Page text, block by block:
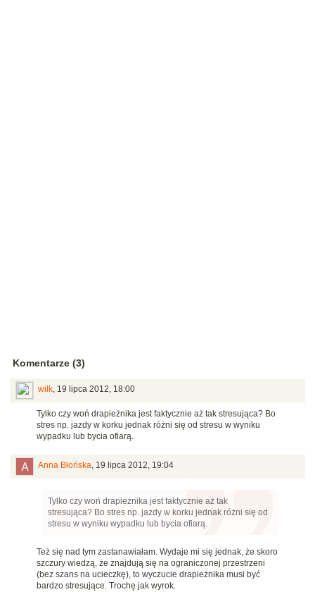
Komentarze (3)
wilk, 19 lipca 2012, 18:00
Tylko czy woń drapieżnika jest faktycznie aż tak stresująca? Bo
stres np. jazdy w korku jednak różni się od stresu w wyniku
wypadku lub bycia ofiarą.
Anna Błońska, 19 lipca 2012, 19:04
Tylko czy woń drapieżnika jest faktycznie aż tak
stresująca? Bo stres np. jazdy w korku jednak różni się od
stresu w wyniku wypadku lub bycia ofiarą.
Też się nad tym zastanawiałam. Wydaje mi się jednak, że skoro
szczury wiedzą, że znajdują się na ograniczonej przestrzeni
(bez szans na ucieczkę), to wyczucie drapieżnika musi być
bardzo stresujące. Trochę jak wyrok.